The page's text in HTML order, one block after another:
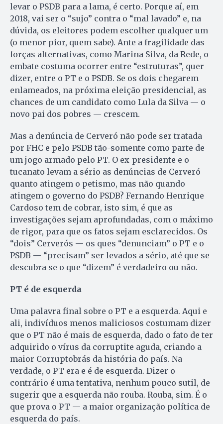
levar o PSDB para a lama, é certo. Porque aí, em
2018, vai ser o “sujo” contra o “mal lavado” e, na
dúvida, os eleitores podem escolher qualquer um
(o menor pior, quem sabe). Ante a fragilidade das
forças alternativas, como Marina Silva, da Rede, o
embate costuma ocorrer entre “estruturas”, quer
dizer, entre o PT e o PSDB. Se os dois chegarem
enlameados, na próxima eleição presidencial, as
chances de um candidato como Lula da Silva — o
novo pai dos pobres — crescem.
Mas a denúncia de Cerveró não pode ser tratada
por FHC e pelo PSDB tão-somente como parte de
um jogo armado pelo PT. O ex-presidente e o
tucanato levam a sério as denúncias de Cerveró
quanto atingem o petismo, mas não quando
atingem o governo do PSDB? Fernando Henrique
Cardoso tem de cobrar, isto sim, é que as
investigações sejam aprofundadas, com o máximo
de rigor, para que os fatos sejam esclarecidos. Os
“dois” Cerverós — os ques “denunciam” o PT e o
PSDB — “precisam” ser levados a sério, até que se
descubra se o que “dizem” é verdadeiro ou não.
PT é de esquerda
Uma palavra final sobre o PT e a esquerda. Aqui e
ali, indivíduos menos maliciosos costumam dizer
que o PT não é mais de esquerda, dado o fato de ter
adquirido o vírus da corruptite aguda, criando a
maior Corruptobrás da história do país. Na
verdade, o PT era e é de esquerda. Dizer o
contrário é uma tentativa, nenhum pouco sutil, de
sugerir que a esquerda não rouba. Rouba, sim. É o
que prova o PT — a maior organização política de
esquerda do país.